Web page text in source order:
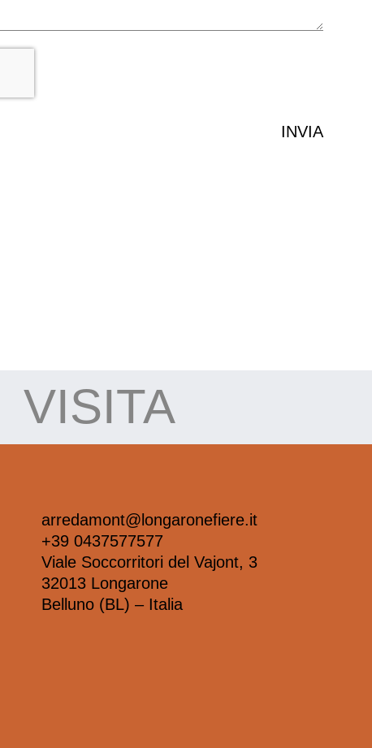
INVIA
VISITA
arredamont@longaronefiere.it
+39 0437577577
Viale Soccorritori del Vajont, 3
32013 Longarone
Belluno (BL) – Italia